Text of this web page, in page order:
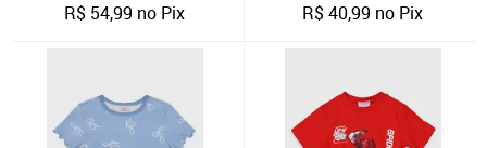
R$ 54,99 no Pix R$40,99 no Pix